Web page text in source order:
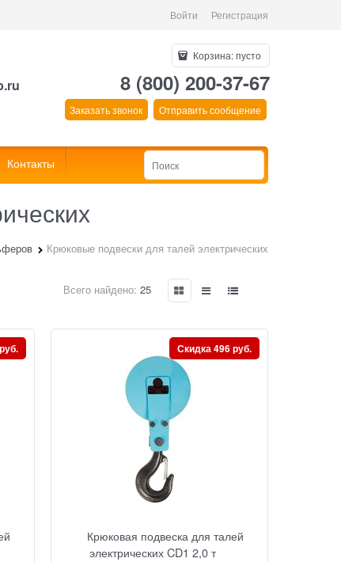
Войти Регистрация
Корзина:пусто
8 (800) 200-37-67
Заказать звонок Отправить сообщение
Контакты
Крюковые подвески для талей электрических
Всего найдено: 25
Крюковая подвеска для талей
электрических CD1 2,0 т
Скидка 496 руб.